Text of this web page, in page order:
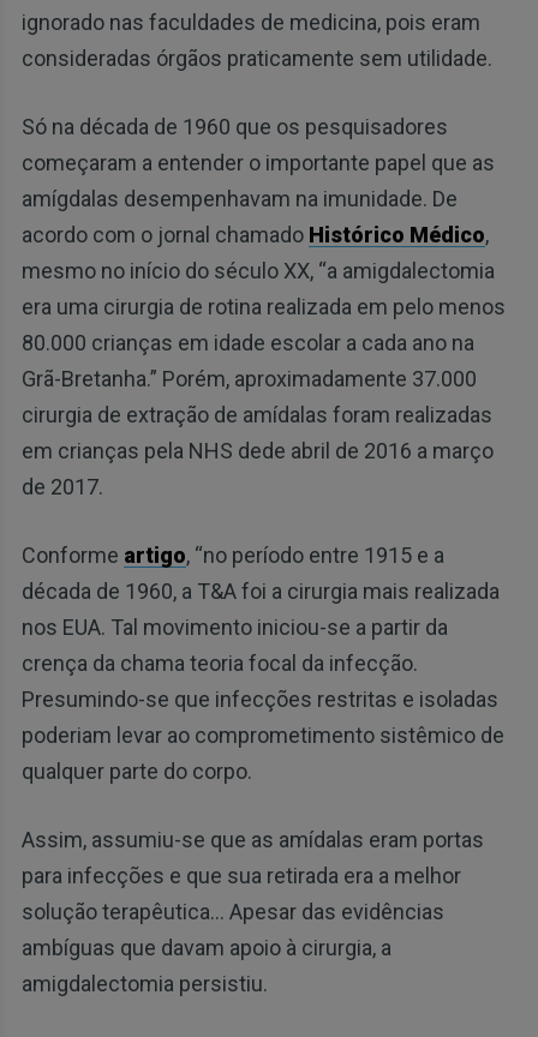
ignorado nas faculdades de medicina, pois eram
consideradas órgãos praticamente sem utilidade.
Só na década de 1960 que os pesquisadores
começaram a entender o importante papel que as
amígdalas desempenhavam na imunidade. De
acordo com o jornal chamado Histórico Médico,
mesmo no início do século XX, “a amigdalectomia
era uma cirurgia de rotina realizada em pelo menos
80.000 crianças em idade escolar a cada ano na
Grã-Bretanha.” Porém, aproximadamente 37.000
cirurgia de extração de amídalas foram realizadas
em crianças pela NHS dede abril de 2016 a março
de 2017.
Conforme artigo, “no período entre 1915 e a
década de 1960, a T&A foi a cirurgia mais realizada
nos EUA. Tal movimento iniciou-se a partir da
crença da chama teoria focal da infecção.
Presumindo-se que infecções restritas e isoladas
poderiam levar ao comprometimento sistêmico de
qualquer parte do corpo.
Assim, assumiu-se que as amídalas eram portas
para infecções e que sua retirada era a melhor
solução terapêutica... Apesar das evidências
ambíguas que davam apoio à cirurgia, a
amigdalectomia persistiu.